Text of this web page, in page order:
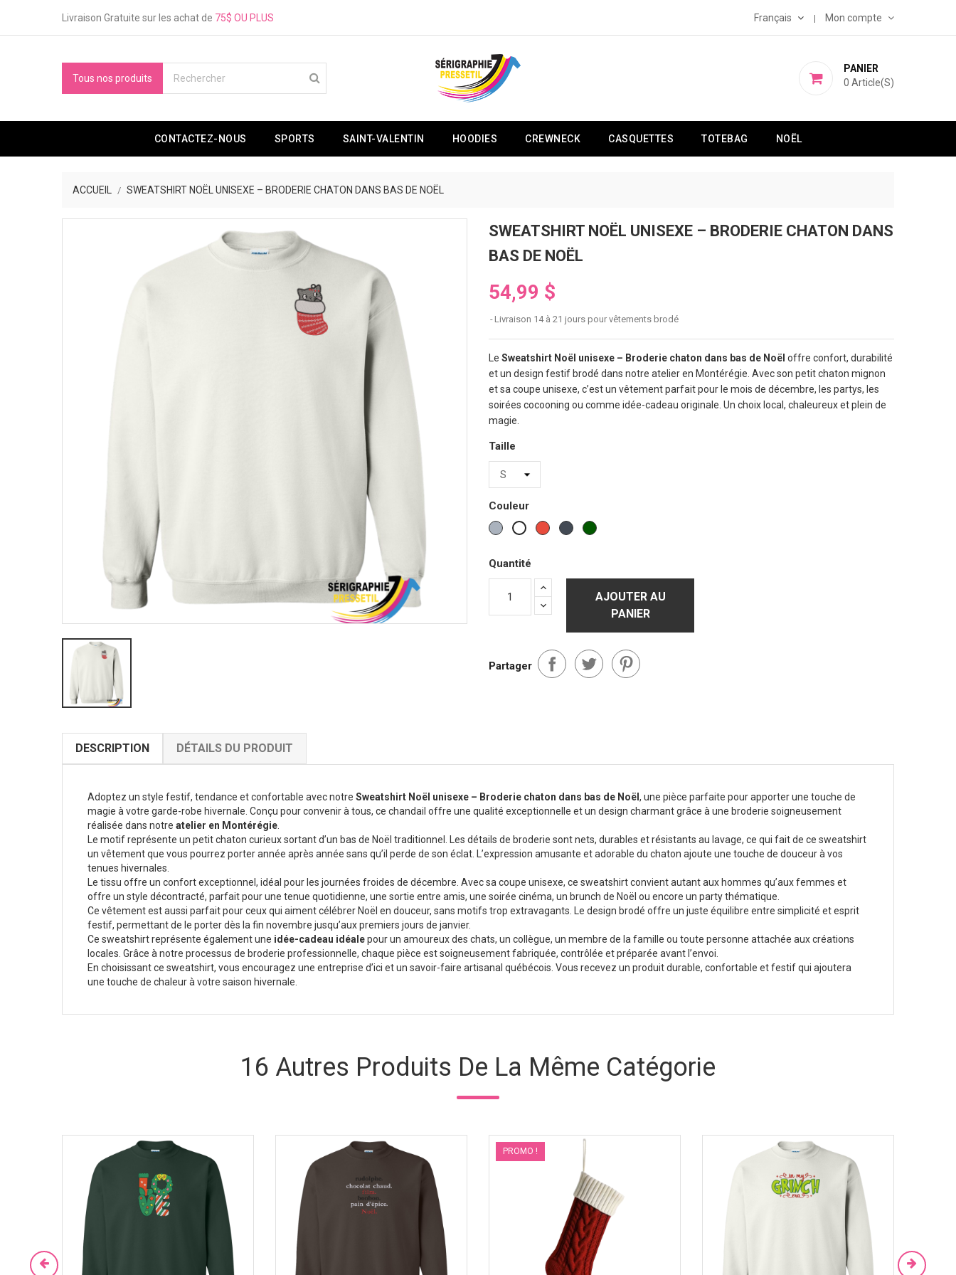
Livraison Gratuite sur les achat de 75$ OU PLUS Français Mon compte
PANIER
0 Article(s)
Tous nos produits
CONTACTEZ-NOUS SPORTS SAINT-VALENTIN HOODIES CREWNECK CASQUETTES TOTEBAG NOËL
ACCUEIL SWEATSHIRT NOËL UNISEXE – BRODERIE CHATON DANS BAS DE NOËL
SWEATSHIRT NOËL UNISEXE – BRODERIE CHATON DANS
BAS DE NOËL
54,99 $
Livraison 14 à 21 jours pour vêtements brodé
Le Sweatshirt Noël unisexe – Broderie chaton dans bas de Noël offre confort, durabilité
et un design festif brodé dans notre atelier en Montérégie. Avec son petit chaton mignon
et sa coupe unisexe, c’est un vêtement parfait pour le mois de décembre, les partys, les
soirées cocooning ou comme idée-cadeau originale. Un choix local, chaleureux et plein de
magie.
Taille
Couleur
Gris
BlancRougeNoir
Vert
Quantité
AJOUTER AU
PANIER
Partager
DESCRIPTION DÉTAILS DU PRODUIT
Adoptez un style festif, tendance et confortable avec notre Sweatshirt Noël unisexe – Broderie chaton dans bas de Noël , une pièce parfaite pour apporter une touche de
magie à votre garde-robe hivernale. Conçu pour convenir à tous, ce chandail offre une qualité exceptionnelle et un design charmant grâce à une broderie soigneusement
réalisée dans notre atelier en Montérégie
Le motif représente un petit chaton curieux sortant d’un bas de Noël traditionnel. Les détails de broderie sont nets, durables et résistants au lavage, ce qui fait de ce sweatshirt
un vêtement que vous pourrez porter année après année sans qu’il perde de son éclat. L’expression amusante et adorable du chaton ajoute une touche de douceur à vos
tenues hivernales.
Le tissu offre un confort exceptionnel, idéal pour les journées froides de décembre. Avec sa coupe unisexe, ce sweatshirt convient autant aux hommes qu’aux femmes et
offre un style décontracté, parfait pour une tenue quotidienne, une sortie entre amis, une soirée cinéma, un brunch de Noël ou encore un party thématique.
Ce vêtement est aussi parfait pour ceux qui aiment célébrer Noël en douceur, sans motifs trop extravagants. Le design brodé offre un juste équilibre entre simplicité et esprit
festif, permettant de le porter dès la fin novembre jusqu’aux premiers jours de janvier.
Ce sweatshirt représente également une idée-cadeau idéalepour un amoureux des chats, un collègue, un membre de la famille ou toute personne attachée aux créations
locales. Grâce à notre processus de broderie professionnelle, chaque pièce est soigneusement fabriquée, contrôlée et préparée avant l’envoi.
En choisissant ce sweatshirt, vous encouragez une entreprise d’ici et un savoir-faire artisanal québécois. Vous recevez un produit durable, confortable et festif qui ajoutera
une touche de chaleur à votre saison hivernale.
16 Autres Produits De La Même Catégorie
PROMO !